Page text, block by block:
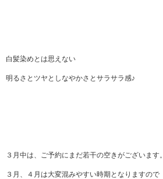
白髪染めとは思えない
明るさとツヤとしなやかさとサラサラ感♪
３月中は、ご予約にまだ若干の空きがございます。
３月、４月は大変混みやすい時期となりますので